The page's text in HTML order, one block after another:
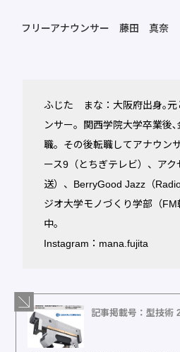
フリーアナウンサー 藤田 真奈
ふじた まな：大阪府出身｡元
ンサー。関西学院大学卒業後
職。その後転職してアナウン
ース9（とちぎテレビ）、ア
送）、BerryGood Jazz（
ジオ大学モノづくり学部（
中。
Instagram：mana.fujita
記事掲載号：型技術